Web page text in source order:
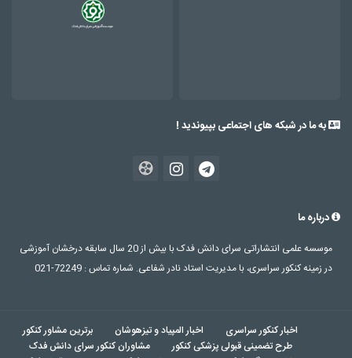
به ما در شبکه های اجتماعی بپیوندید !
درباره ما
موسسه علمی انتشاراتی سرای دانش فدک با بیش از 20 سال سابقه درخشان آموزشی
در زمینه کنکور سراسری، با مدیریت استاد نادر شفاعی. شماره تماس : 72249-021
اخبار کنکور سراسری اخبار المپیاد و تیزهوشان
برترین مشاور کنکور
طرح تضمینی قبولی پزشکی کنکور
مشاوران کنکور سرای دانش فدک